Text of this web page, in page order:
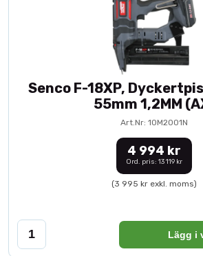
Senco F-18XP,
55mm 1,2MM
Art.Nr: 10M2001N
4 994 kr
Ord. pris: 13 119 kr
(3 995 kr exkl. moms)
Lägg i